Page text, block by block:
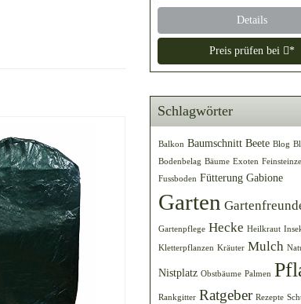
Details
Preis prüfen bei *
Schlagwörter
Balkon Baumschnitt Beete Blog
Bodenbelag Bäume Exoten
Fussboden Fütterung Gabione
Garten
Gartenpflege Hecke Heilkraut
Kletterpflanzen Kräuter Mulch
Nistplatz Obstbäume Palmen
Rankgitter Ratgeber Rezepte